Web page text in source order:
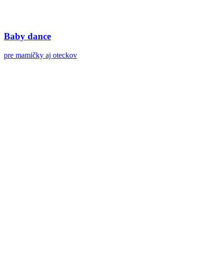
Baby dance
pre mamičky aj oteckov